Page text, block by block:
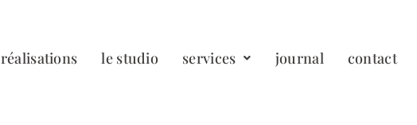
réalisations le studio services journal contact